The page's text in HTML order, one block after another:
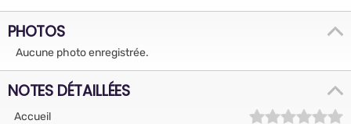
PHOTOS
Aucune photo enregistrée.
NOTES DÉTAILLÉES
Accueil